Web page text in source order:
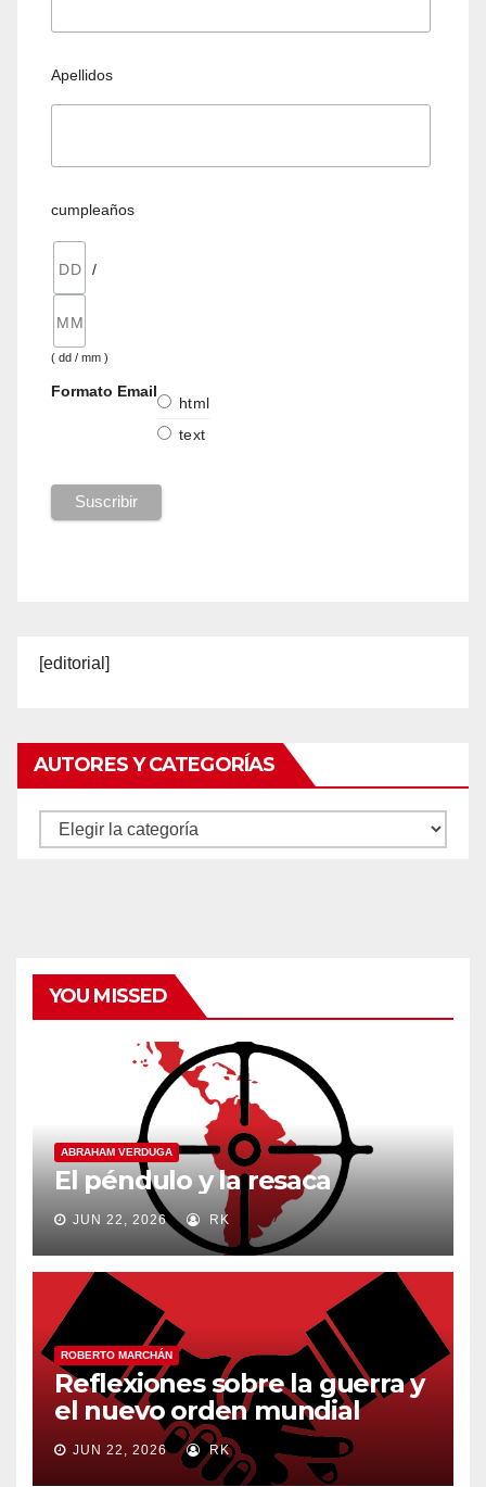
Apellidos
cumpleaños
/
( dd / mm )
Formato Email
html
text
[editorial]
AUTORES Y CATEGORÍAS
Autores
YOU MISSED
ABRAHAM VERDUGA
El péndulo y la resaca
JUN 22, 2026 RK
ROBERTO MARCHÁN
Reflexiones sobre la guerra y
el nuevo orden mundial
JUN 22, 2026 RK